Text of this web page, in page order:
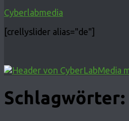
Cyberlabmedia
[crellyslider alias="de"]
Schlagwörter: